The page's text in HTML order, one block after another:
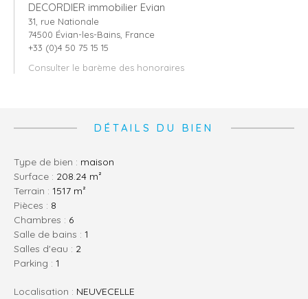
DECORDIER immobilier Evian
31, rue Nationale
74500 Évian-les-Bains, France
+33 (0)4 50 75 15 15
Consulter le barème des honoraires
DÉTAILS DU BIEN
Type de bien : maison
Surface : 208.24 m²
Terrain : 1517 m²
pièces : 8
chambres : 6
salle de bains : 1
salles d'eau : 2
parking : 1
Localisation : NEUVECELLE